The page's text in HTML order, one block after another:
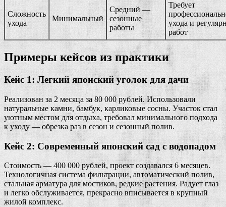
Сложность
ухода
Минимальный
Средний —
сезонные
работы
Требует
ухода и
работ
Примеры кейсов из практики
Кейс 1: Легкий японский уголок для дачи
Реализован за 2 месяца за 80 000 рублей. Использовали
натуральные камни, бамбук, карликовые сосны. Участок стал
уютным местом для отдыха, требовал минимального подхода
к уходу — обрезка раз в сезон и сезонный полив.
Кейс 2: Современный японский сад с водопадом
Стоимость — 400 000 рублей, проект создавался 6 месяцев.
Технологичная система фильтрации, автоматический полив,
стальная арматура для мостиков, редкие растения. Радует глаз
и легко обслуживается, прекрасно вписывается в крупный
жилой комплекс.